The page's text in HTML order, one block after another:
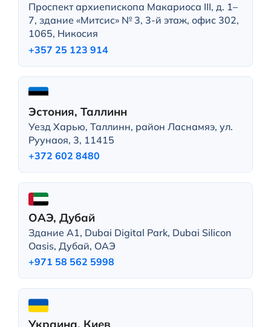
Проспект архиепископа Макариоса III, д. 1–
7, здание «Митсис» № 3, 3-й этаж, офис 302,
1065, Никосия
+357 25 123 914
Эстония, Таллинн
Уезд Харью, Таллинн, район Ласнамяэ, ул.
Руунаоя, 3, 11415
+372 602 8480
ОАЭ, Дубай
Здание A1, Dubai Digital Park, Dubai Silicon
Oasis, Дубай, ОАЭ
+971 58 562 5998
Украина, Киев